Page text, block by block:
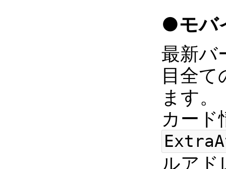
●モバ
最新バ
目全
ます。
カード
ルアド